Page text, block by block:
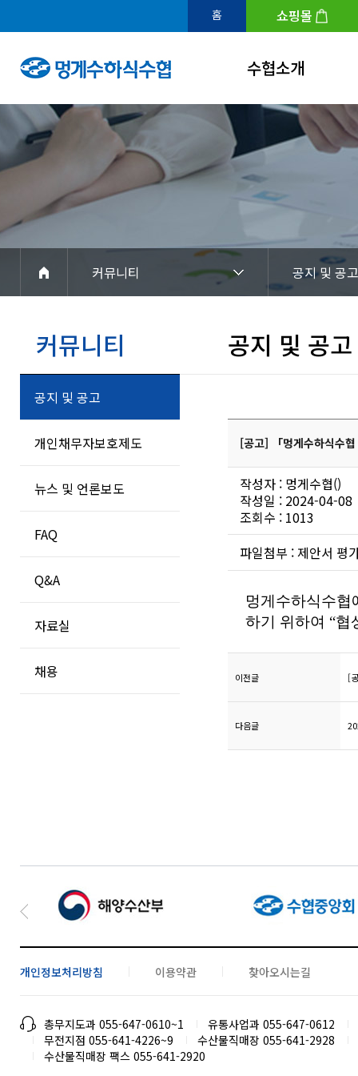
홈 쇼핑몰
수협소개
인사말
연혁
조직도
아이덴티티
경영공시
커뮤니티
공지 및 공고
커뮤니티
공지 및 공고
개인채무자보호제도
뉴스 및 언론보도
FAQ
Q&A
자료실
채용
공지 및 공고
[공고] 「멍게수하식수
작성자 : 멍게수협()
작성일 : 2024-04-08
조회수 : 1013
파일첨부 :제안서 평
멍게수하식수협
하기 위하여 “협
이전글 [
다음글
개인정보처리방침 이용약관 찾아오시는길
총무지도과 055-647-0610~1
유통사업과 055-647-0612
무전지점 055-641-4226~9
수산물직매장 055-641-2928
수산물직매장 팩스 055-641-2920